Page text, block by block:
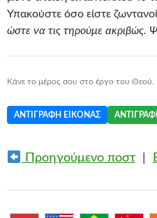
Υπακούστε όσο είστε
ώστε να τις τηρούμε ακριβώς.
Κάνε το μέρος σου στο έργο του
ΑΝΤΙΓΡΑΦΉ ΕΙΚΌΝΑΣ
Προηγούμενο ποστ|